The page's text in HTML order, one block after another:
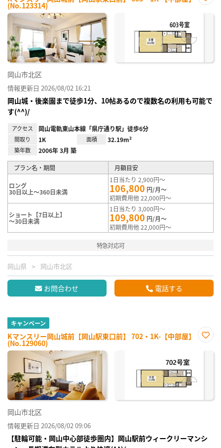
(No.123314)
に入
岡山市北区
情報更新日 2026/08/02 16:21
岡山城・後楽園まで徒歩1分、10帖あるので複数名の利用も可能で
す(^^)/
アクセス 岡山電軌東山本線「県庁通り駅」徒歩6分
間取り 1K 面積 32.19m²
築年数 2006年 3月 築
プラン名・期間 月額目安
ロング
30日以上～360日未満
1日当たり 2,900円～
106,800 円/月～
初期費用他 22,000円～
ショート【7日以上】
～30日未満
1日当たり 3,000円～
109,800 円/月～
初期費用他 22,000円～
特急対応可
岡山県 岡山市北区
お問合わせ 電話する
キャンペーン
Kマンスリー岡山城前【岡山駅東口前】 702・1K-【中部屋】
(No.129060)
に入
岡山市北区
情報更新日 2026/08/02 09:06
【駐輪可能・岡山中心部徒歩圏内】岡山駅前ウィークリーマンシ